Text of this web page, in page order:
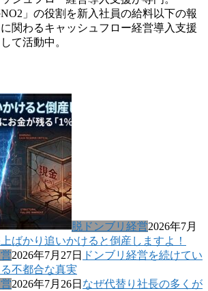
」の役割を新入社員の給料以下の報
関わるキャッシュフロー経営導入支援
て活動中。
脱ドンブリ経営2026年7月
ばかり追いかけると倒産しますよ！
2026年7月27日 ドンブリ経営を続けてい
不都合な真実
2026年7月26日 なぜ代替り社長の多くが